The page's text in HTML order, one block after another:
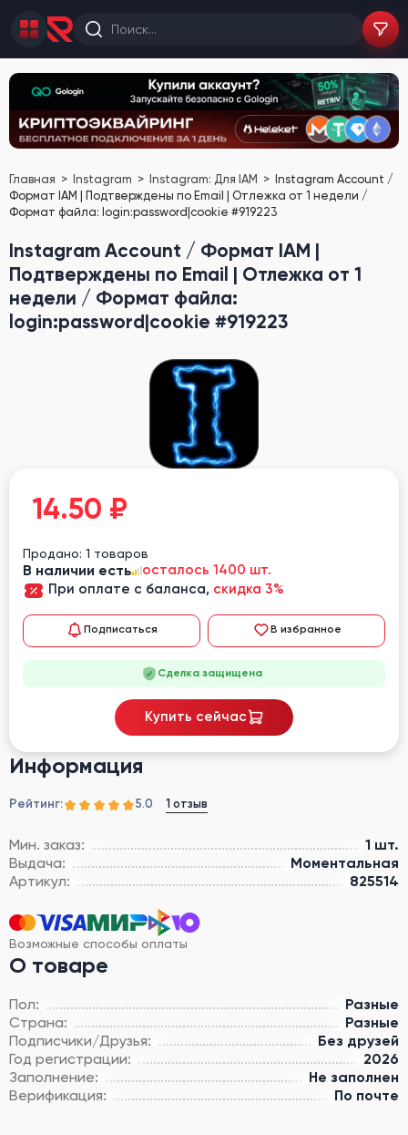
Главная Instagram Instagram: Для IAM
Instagram Account /
Формат IAM | Подтверждены по Email | Отлежка от 1 недели /
Формат файла: login:password|cookie #919223
Instagram Account / Формат IAM |
Подтверждены по Email | Отлежка от 1
недели / Формат файла:
login:password|cookie #919223
Информация
Рейтинг: 5.0 1 отзыв
Мин. заказ:
1 шт.
Выдача:
Моментальная
Артикул:
825514
Возможные способы оплаты
О товаре
Пол:
Разные
Страна:
Разные
Подписчики/Друзья:
Без друзей
Год регистрации:
2026
Заполнение:
Не заполнен
Верификация:
По почте
14.50 ₽
Продано: 1 товаров
В наличии есть
осталось 1400 шт.
При оплате с баланса, скидка 3%
Подписаться В избранное
Сделка защищена
Купить сейчас